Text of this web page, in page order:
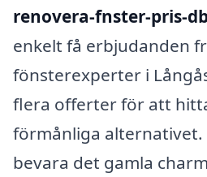
renovera-fnster-pris-
enkelt få erbjudanden
fönsterexperter i
flera offerter för att
förmånliga alternativet.
bevara det gamla